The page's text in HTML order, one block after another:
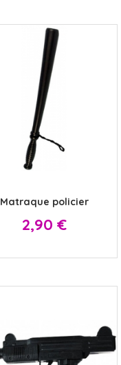
Matraque policier
Prix
2,90 €